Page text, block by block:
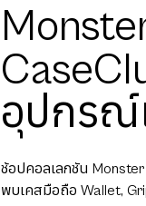
อุปกรณ์
ช้อปคอลเลกชัน
พบเคสมือถือ Wallet,